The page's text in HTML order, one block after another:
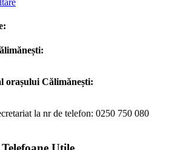
orașului Călimănești:
la nr de telefon: 0250 750 080